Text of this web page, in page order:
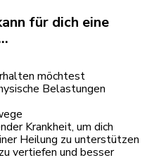
für dich eine
möchtest
Belastungen
Krankheit, um dich
Heilung zu unterstützen
vertiefen und besser